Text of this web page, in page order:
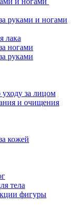
руками и ногами
лака
ногами
руками
уходу за лицом
и очищения
кожей
тела
фигуры